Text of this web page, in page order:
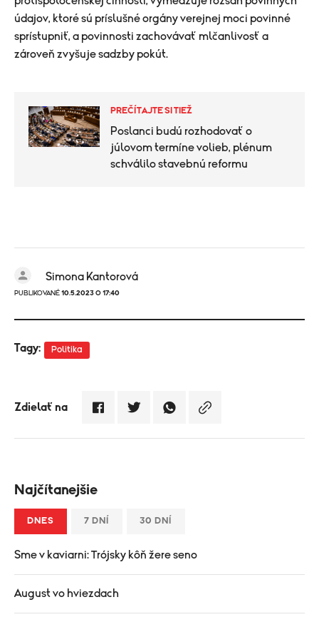
údajov, ktoré sú príslušné orgány verejnej moci povinné
sprístupniť, a povinnosti zachovávať mlčanlivosť a
zároveň zvyšuje sadzby pokút.
PREČÍTAJTE SI TIEŽ
Poslanci budú rozhodovať o
júlovom termíne volieb, plénum
schválilo stavebnú reformu
Simona Kantorová
PUBLIKOVANÉ 10.5.2023 O 17:40
Tagy: Politika
Zdielať na
Najčítanejšie
DNES 7 DNÍ 30 DNÍ
Sme v kaviarni: Trójsky kôň žere seno
August vo hviezdach